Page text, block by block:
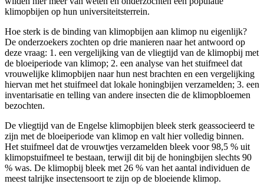
klimopbijen op hun universiteitsterrein.
Hoe sterk is de binding van klimopbijen aan klimop nu eigenlijk?
De onderzoekers zochten op drie manieren naar het antwoord op
deze vraag: 1. een vergelijking van de vliegtijd van de klimopbij met
de bloeiperiode van klimop; 2. een analyse van het stuifmeel dat
vrouwelijke klimopbijen naar hun nest brachten en een vergelijking
hiervan met het stuifmeel dat lokale honingbijen verzamelden; 3. een
inventarisatie en telling van andere insecten die de klimopbloemen
bezochten.
De vliegtijd van de Engelse klimopbijen bleek sterk geassocieerd te
zijn met de bloeiperiode van klimop en valt hier volledig binnen.
Het stuifmeel dat de vrouwtjes verzamelden bleek voor 98,5 % uit
klimopstuifmeel te bestaan, terwijl dit bij de honingbijen slechts 90
% was. De klimopbij bleek met 26 % van het aantal individuen de
meest talrijke insectensoort te zijn op de bloeiende klimop.